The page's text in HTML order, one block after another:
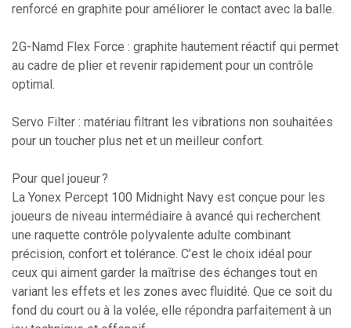
renforcé en graphite pour améliorer le contact avec la balle.
2G-Namd Flex Force : graphite hautement réactif qui permet
au cadre de plier et revenir rapidement pour un contrôle
optimal.
Servo Filter : matériau filtrant les vibrations non souhaitées
pour un toucher plus net et un meilleur confort.
Pour quel joueur ?
La Yonex Percept 100 Midnight Navy est conçue pour les
joueurs de niveau intermédiaire à avancé qui recherchent
une raquette contrôle polyvalente adulte combinant
précision, confort et tolérance. C’est le choix idéal pour
ceux qui aiment garder la maîtrise des échanges tout en
variant les effets et les zones avec fluidité. Que ce soit du
fond du court ou à la volée, elle répondra parfaitement à un